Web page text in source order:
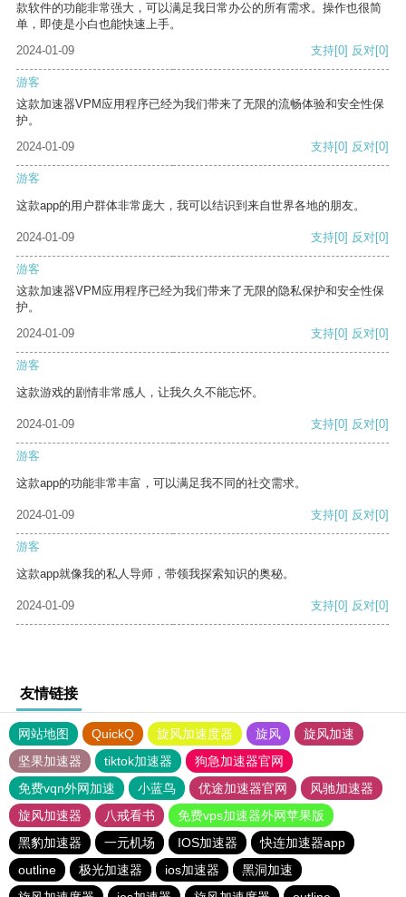
款软件的功能非常强大，可以满足我日常办公的所有需求。操作也很简
单，即使是小白也能快速上手。
2024-01-09
支持[0] 反对[0]
游客
这款加速器VPM应用程序已经为我们带来了无限的流畅体验和安全性保
护。
2024-01-09
支持[0] 反对[0]
游客
这款app的用户群体非常庞大，我可以结识到来自世界各地的朋友。
2024-01-09 支持[0] 反对[0]
游客
这款加速器VPM应用程序已经为我们带来了无限的隐私保护和安全性保
护。
2024-01-09
支持[0] 反对[0]
游客
这款游戏的剧情非常感人，让我久久不能忘怀。
2024-01-09 支持[0] 反对[0]
游客
这款app的功能非常丰富，可以满足我不同的社交需求。
2024-01-09 支持[0] 反对[0]
游客
这款app就像我的私人导师，带领我探索知识的奥秘。
2024-01-09 支持[0] 反对[0]
友情链接
网站地图 QuickQ 旋风加速度器 旋风
旋风加速
坚果加速器
tiktok加速器
狗急加速器官网
免费vqn外网加速
小蓝鸟 优途加速器官网
风驰加速器
旋风加速器
八戒看书
免费vps加速器外网苹果版
黑豹加速器
一元机场 IOS加速器
快连加速器app
outline
极光加速器 ios加速器
黑洞加速